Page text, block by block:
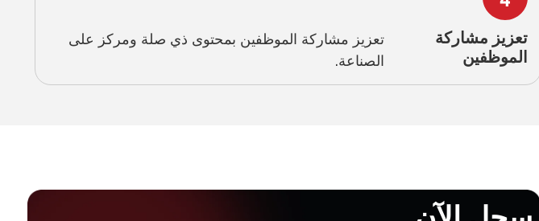
تعزيز مشاركة
الموظفين
تعزيز مشاركة الموظفين بمحتوى ذي صلة ومركز على
الصناعة.